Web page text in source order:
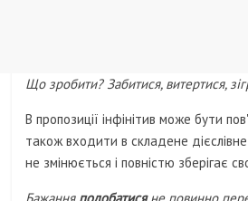
Що зробити? Забитися, витертися,
В пропозиції інфінітив може бути
також входити в складене
не змінюється і повністю зберігає